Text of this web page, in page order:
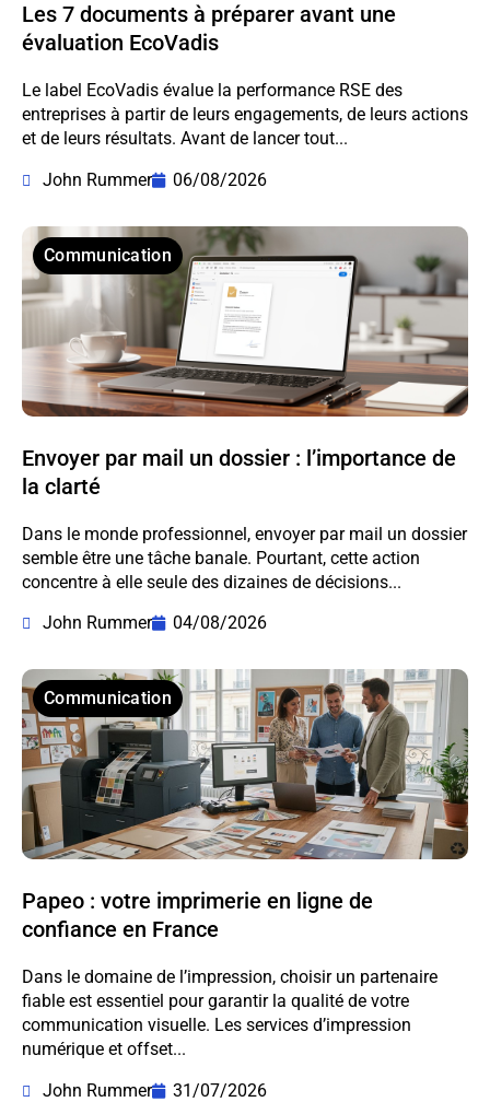
Les 7 documents à préparer avant une
évaluation EcoVadis
Le label EcoVadis évalue la performance RSE des
entreprises à partir de leurs engagements, de leurs actions
et de leurs résultats. Avant de lancer tout...
John Rummer
06/08/2026
Communication
Envoyer par mail un dossier : l’importance de
la clarté
Dans le monde professionnel, envoyer par mail un dossier
semble être une tâche banale. Pourtant, cette action
concentre à elle seule des dizaines de décisions...
John Rummer
04/08/2026
Communication
Papeo : votre imprimerie en ligne de
confiance en France
Dans le domaine de l’impression, choisir un partenaire
fiable est essentiel pour garantir la qualité de votre
communication visuelle. Les services d’impression
numérique et offset...
John Rummer
31/07/2026